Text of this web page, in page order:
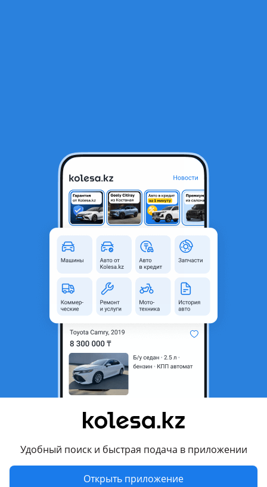
Удобный поиск и быстрая подача в приложении
Открыть приложение
1448
Перетяжка потолков Перетяжка сидений
Рестоврация Кож Изделий
16
Перетяжка потолков Перетяжка кож изделий Рестоврация пластика Покраска пластиковых детал Покраска кожи + химчис кожи Востоновление Теплошумоизоляция Полировка-фар с разбором Покраска дисков Пред Продажная подготовка Авто